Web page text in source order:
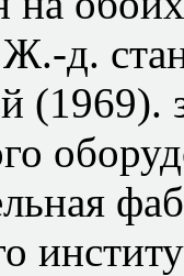
д.
(1969).